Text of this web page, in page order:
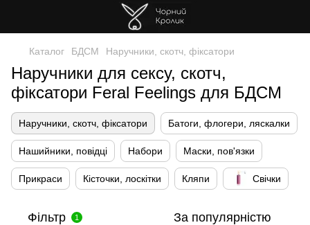
Каталог БДСМ Наручники, скотч, фіксатори
Наручники для сексу, скотч,
фіксатори Feral Feelings для БДСМ
Наручники, скотч, фіксатори Батоги, флогери, ляскалки
Нашийники, повідці Набори Маски, пов'язки
Прикраси Кісточки, лоскітки Кляпи Свічки
Фільтр 1 За популярністю